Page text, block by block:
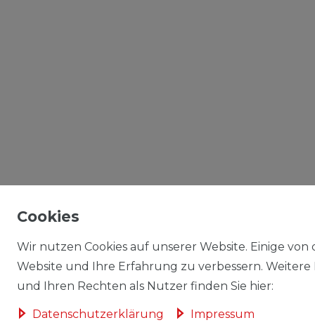
Cookies
Wir nutzen Cookies auf unserer Website. Einige
Website und Ihre Erfahrung zu verbessern.
und Ihren Rechten als Nutzer finden Sie hier:
Daten­schutz­erklärung Impressum